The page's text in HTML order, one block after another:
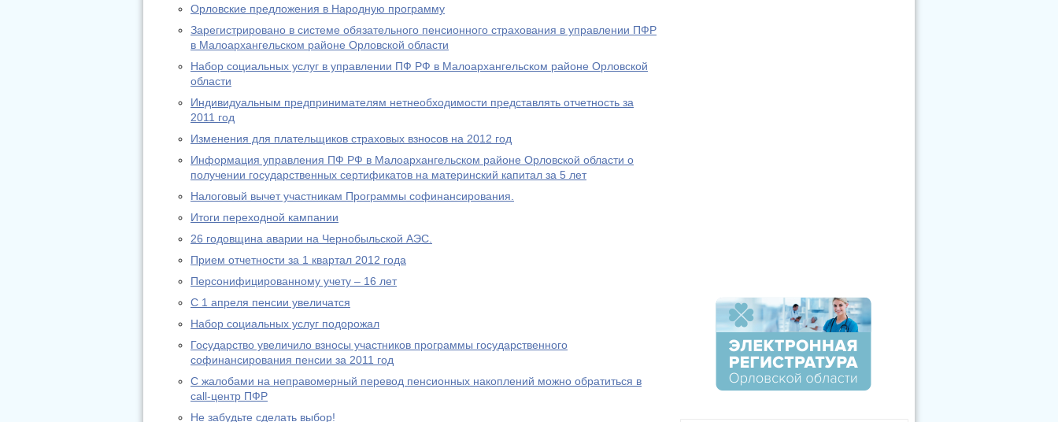
Орловские предложения в Народную программу
Зарегистрировано в системе обязательного пенсионного страхования в управлении ПФР
в Малоархангельском районе Орловской области
Набор социальных услуг в управлении ПФ РФ в Малоархангельском районе Орловской
области
Индивидуальным предпринимателям нетнеобходимости представлять отчетность за
2011 год
Изменения для плательщиков страховых взносов на 2012 год
Информация управления ПФ РФ в Малоархангельском районе Орловской области о
получении государственных сертификатов на материнский капитал за 5 лет
Налоговый вычет участникам Программы софинансирования.
Итоги переходной кампании
26 годовщина аварии на Чернобыльской АЭС.
Прием отчетности за 1 квартал 2012 года
Персонифицированному учету – 16 лет
С 1 апреля пенсии увеличатся
Набор социальных услуг подорожал
Государство увеличило взносы участников программы государственного
софинансирования пенсии за 2011 год
С жалобами на неправомерный перевод пенсионных накоплений можно обратиться в
call-центр ПФР
Не забудьте сделать выбор!